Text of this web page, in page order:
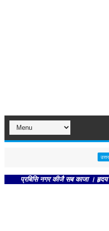
उत्तर-प्रदेश
प्रबिसि नगर कीजै सब काजा । हृदय